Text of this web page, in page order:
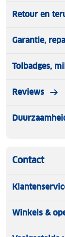
Retour en
Garantie,
Tolbadges,
Reviews
Contact
Winkels &